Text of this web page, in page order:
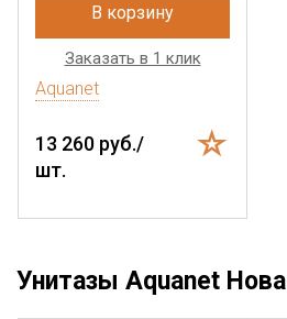
В корзину
Заказать в 1 клик
Aquanet
13 260 руб./
шт.
Унитазы Aquanet Нова